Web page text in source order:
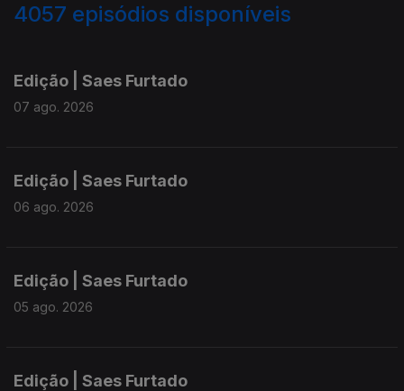
4057 episódios disponíveis
Edição | Saes Furtado
07 ago. 2026
Edição | Saes Furtado
06 ago. 2026
Edição | Saes Furtado
05 ago. 2026
Edição | Saes Furtado